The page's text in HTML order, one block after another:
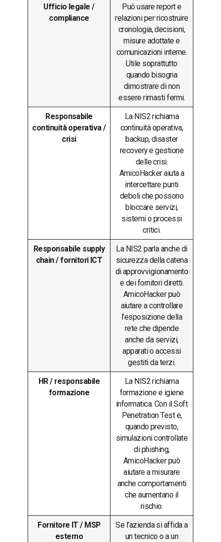
Ufficio legale /
compliance
Può usare report e
relazioni per ricostruire
cronologia, decisioni,
misure adottate e
comunicazioni interne.
Utile soprattutto
quando bisogna
dimostrare di non
essere rimasti fermi.
Responsabile
continuità operativa /
crisi
La NIS2 richiama
continuità operativa,
backup, disaster
recovery e gestione
delle crisi.
AmicoHacker aiuta a
intercettare punti
deboli che possono
bloccare servizi,
sistemi o processi
critici.
Responsabile supply
chain / fornitori ICT
La NIS2 parla anche di
sicurezza della catena
di approvvigionamento
e dei fornitori diretti.
AmicoHacker può
aiutare a controllare
l’esposizione della
rete che dipende
anche da servizi,
apparati o accessi
gestiti da terzi.
HR / responsabile
formazione
La NIS2 richiama
formazione e igiene
informatica. Con il Soft
Penetration Test e,
quando previsto,
simulazioni controllate
di phishing,
AmicoHacker può
aiutare a misurare
anche comportamenti
che aumentano il
rischio.
Fornitore IT / MSP
esterno
Se l’azienda si affida a
un tecnico o a un